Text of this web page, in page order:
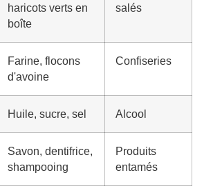
haricots verts en
boîte
salés
Farine, flocons
d'avoine
Confiseries
Huile, sucre, sel Alcool
Savon, dentifrice,
shampooing
Produits
entamés